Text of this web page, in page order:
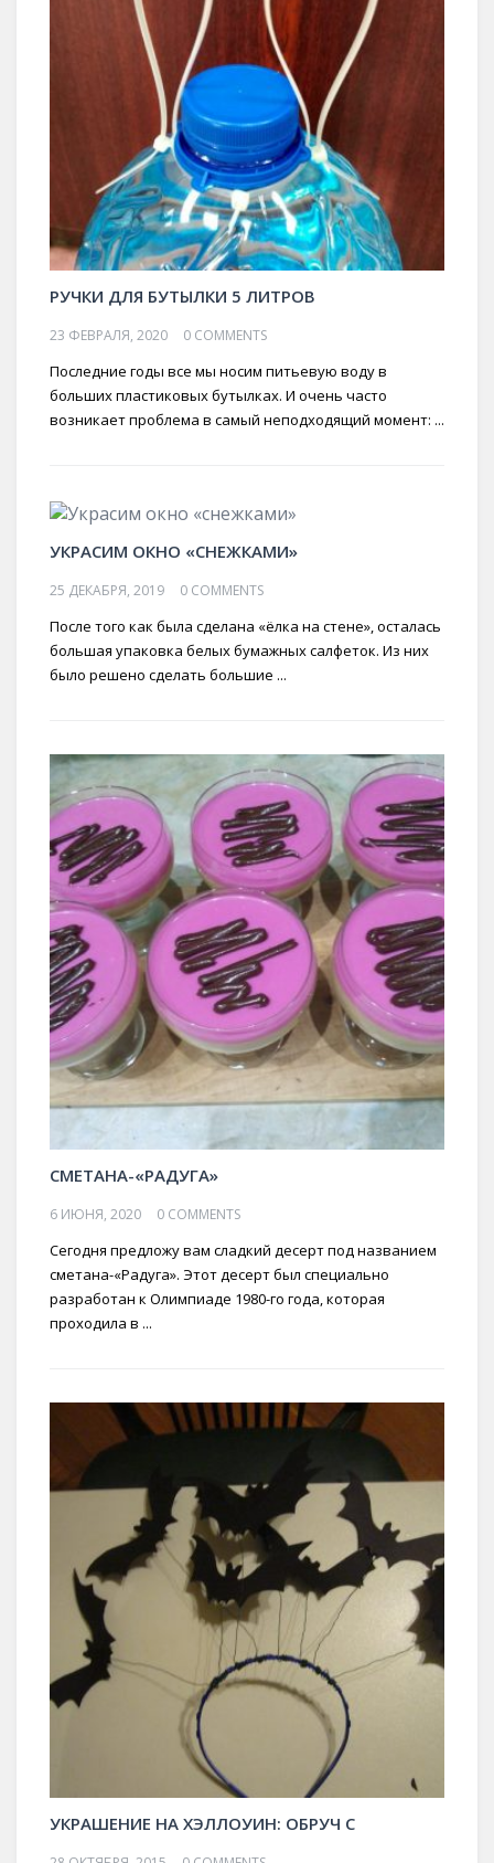
РУЧКИ ДЛЯ БУТЫЛКИ 5 ЛИТРОВ
23 ФЕВРАЛЯ, 2020 0 COMMENTS
Последние годы все мы носим питьевую воду в
больших пластиковых бутылках. И очень часто
возникает проблема в самый неподходящий момент: ...
УКРАСИМ ОКНО «СНЕЖКАМИ»
25 ДЕКАБРЯ, 2019 0 COMMENTS
После того как была сделана «ёлка на стене», осталась
большая упаковка белых бумажных салфеток. Из них
было решено сделать большие ...
СМЕТАНА-«РАДУГА»
6 ИЮНЯ, 2020 0 COMMENTS
Сегодня предложу вам сладкий десерт под названием
сметана-«Радуга». Этот десерт был специально
разработан к Олимпиаде 1980-го года, которая
проходила в ...
УКРАШЕНИЕ НА ХЭЛЛОУИН: ОБРУЧ С